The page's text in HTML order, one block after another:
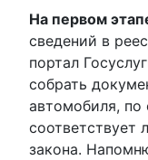
На первом
сведений в
портал
собрать
автомобиля, по
соответствует
закона.